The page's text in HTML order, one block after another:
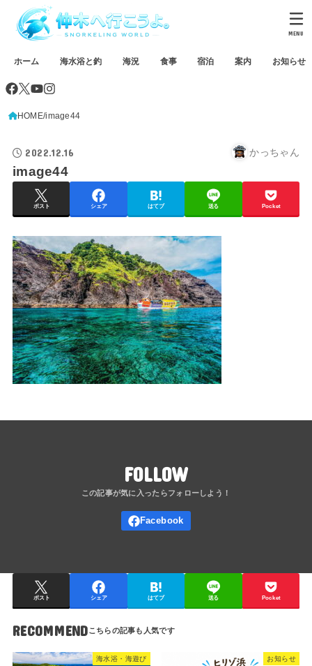
ホーム 海水浴と釣 海況 食事 宿泊 案内 お知らせ
MENU
HOME image44
2022.12.16 かっちゃん
image44
ポスト シェア はてブ 送る Pocket
FOLLOW
ポスト シェア はてブ 送る Pocket
RECOMMEND
海水浴・海遊び お知らせ